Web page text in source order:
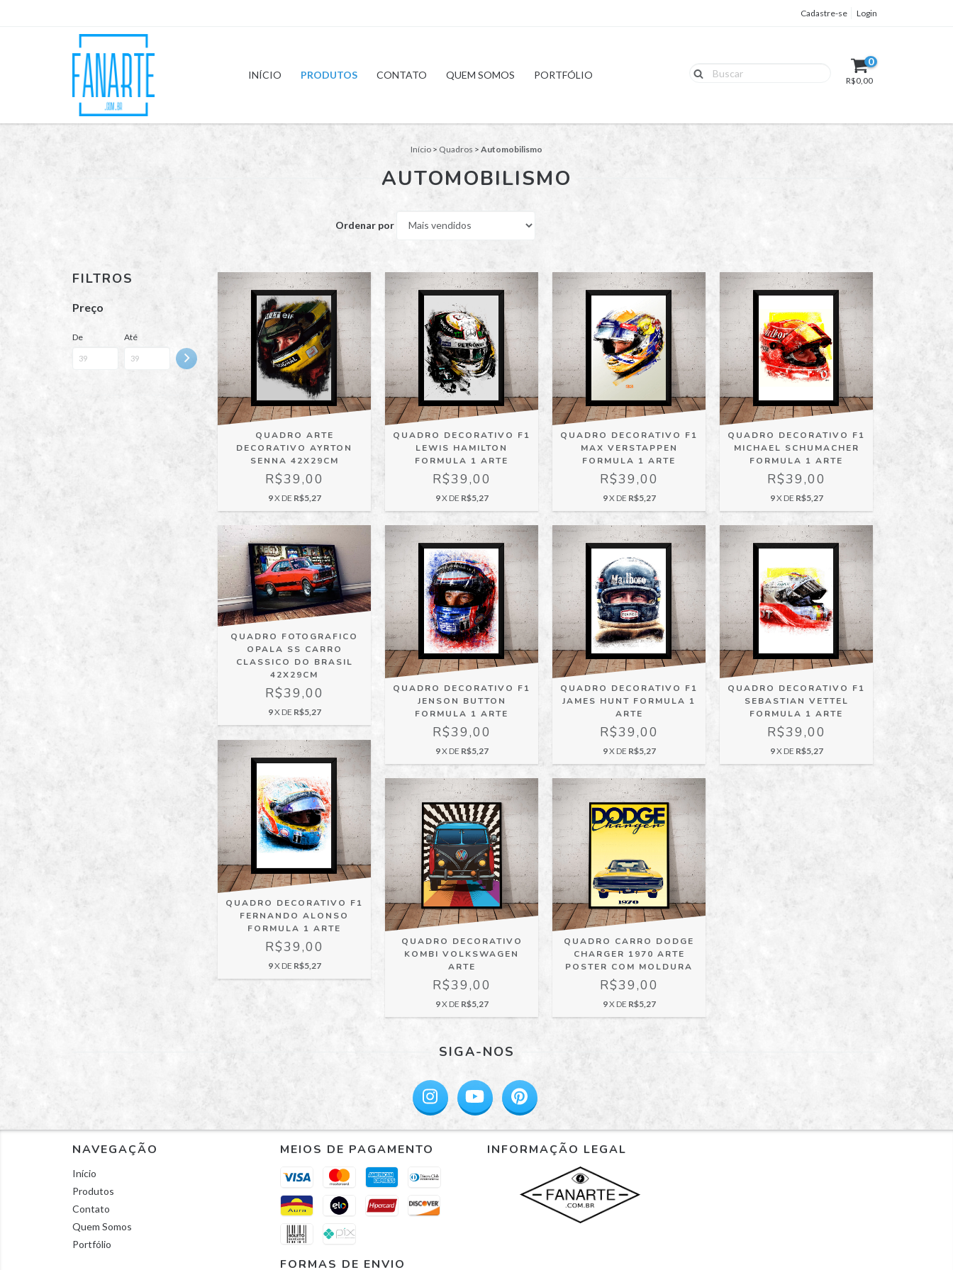
Cadastre-se Login
INÍCIO PRODUTOS CONTATO QUEM SOMOS PORTFÓLIO
0
R$0,00
Início > Quadros > Automobilismo
AUTOMOBILISMO
Ordenar por
FILTROS
Preço
De Até
QUADRO ARTE
DECORATIVO AYRTON
SENNA 42X29CM
R$39,00
9X DE R$5,27
QUADRO DECORATIVO F1
LEWIS HAMILTON
FORMULA 1 ARTE
R$39,00
9X DE R$5,27
QUADRO DECORATIVO F1
MAX VERSTAPPEN
FORMULA 1 ARTE
R$39,00
9X DE R$5,27
QUADRO DECORATIVO F1
MICHAEL SCHUMACHER
FORMULA 1 ARTE
R$39,00
9X DE R$5,27
QUADRO FOTOGRAFICO
OPALA SS CARRO
CLASSICO DO BRASIL
42X29CM
R$39,00
9X DE R$5,27
QUADRO DECORATIVO F1
JENSON BUTTON
FORMULA 1 ARTE
R$39,00
9X DE R$5,27
QUADRO DECORATIVO F1
JAMES HUNT FORMULA 1
ARTE
R$39,00
9X DE R$5,27
QUADRO DECORATIVO F1
SEBASTIAN VETTEL
FORMULA 1 ARTE
R$39,00
9X DE R$5,27
QUADRO DECORATIVO F1
FERNANDO ALONSO
FORMULA 1 ARTE
R$39,00
9X DE R$5,27
QUADRO DECORATIVO
KOMBI VOLKSWAGEN
ARTE
R$39,00
9X DE R$5,27
QUADRO CARRO DODGE
CHARGER 1970 ARTE
POSTER COM MOLDURA
R$39,00
9X DE R$5,27
SIGA-NOS
NAVEGAÇÃO
Início
Produtos
Contato
Quem Somos
Portfólio
MEIOS DE PAGAMENTO
FORMAS DE ENVIO
INFORMAÇÃO LEGAL